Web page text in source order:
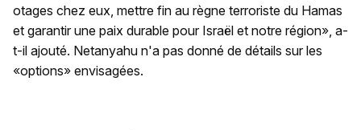
otages chez eux, mettre fin au règne terroriste du Hamas
et garantir une paix durable pour Israël et notre région», a-
t-il ajouté. Netanyahu n'a pas donné de détails sur les
«options» envisagées.